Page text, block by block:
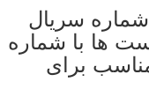
سریال
ها با شماره
برای